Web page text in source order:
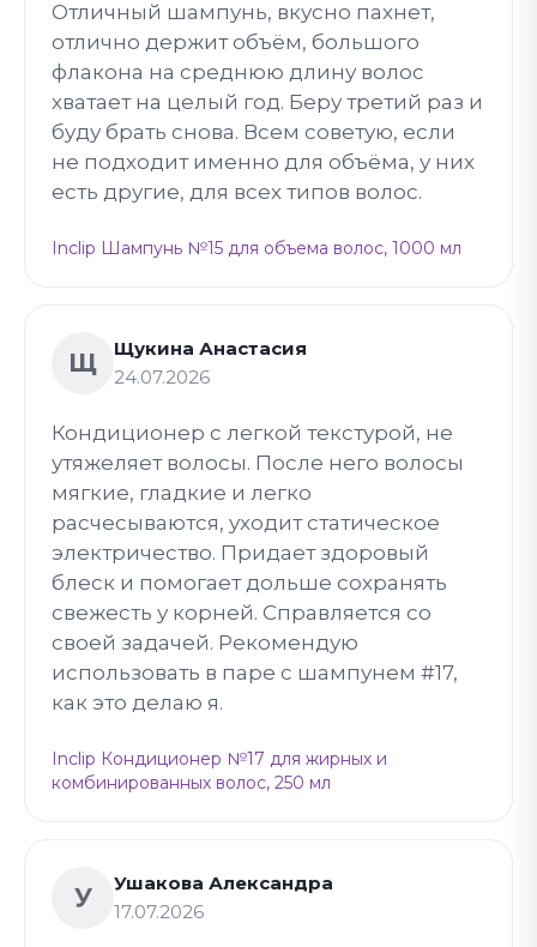
Отличный шампунь, вкусно пахнет,
отлично держит объём, большого
флакона на среднюю длину волос
хватает на целый год. Беру третий раз и
буду брать снова. Всем советую, если
не подходит именно для объёма, у них
есть другие, для всех типов волос.
Inclip Шампунь №15 для объема волос, 1000 мл
Щ
Щукина Анастасия
24.07.2026
Кондиционер с легкой текстурой, не
утяжеляет волосы. После него волосы
мягкие, гладкие и легко
расчесываются, уходит статическое
электричество. Придает здоровый
блеск и помогает дольше сохранять
свежесть у корней. Справляется со
своей задачей. Рекомендую
использовать в паре с шампунем #17,
как это делаю я.
Inclip Кондиционер №17 для жирных и
комбинированных волос, 250 мл
У
Ушакова Александра
17.07.2026